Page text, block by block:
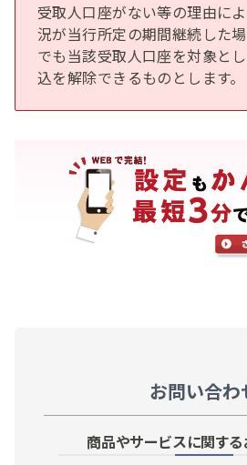
受取人口座がない等の理由に
況が当行所定の期間継続した
でも当該受取人口座を対象と
込を解除できるものとします。
お問い合わ
商品やサービスに関す